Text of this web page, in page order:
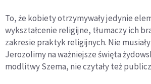
To, że kobiety otrzymywały jedynie
wykształcenie religijne, tłumaczy ich
zakresie praktyk religijnych. Nie
Jerozolimy na ważniejsze święta
modlitwy Szema, nie czytały też